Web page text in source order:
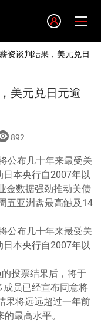
资谈判结果，美元兑日
美元兑日元逾
892
公布几十年来最受关
本央行自2007年以
金数据强劲推动美债
五亚洲盘最高触及14
公布几十年来最受关
本央行自2007年以
投票结果后，将于
员已经宣布同意将
果将远远超过一年前
最高水平。